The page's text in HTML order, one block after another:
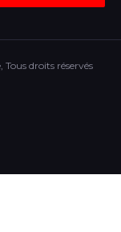
droits réservés